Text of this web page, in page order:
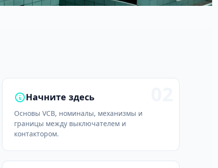
Начните здесь
Основы VCB, номиналы, механизмы и
границы между выключателем и
контактором.